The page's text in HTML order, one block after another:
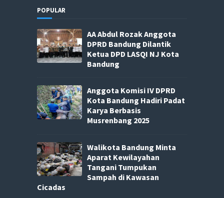
POPULAR
AA Abdul Rozak Anggota
DPRD Bandung Dilantik
Ketua DPD LASQI NJ Kota
Bandung
Anggota Komisi IV DPRD
Kota Bandung Hadiri Padat
Karya Berbasis
Musrenbang 2025
Walikota Bandung Minta
Aparat Kewilayahan
Tangani Tumpukan
Sampah di Kawasan
Cicadas